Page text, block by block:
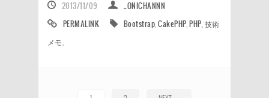
2013/11/09
_ONICHANNN
PERMALINK
Bootstrap ,CakePHP ,PHP 技術
メモ